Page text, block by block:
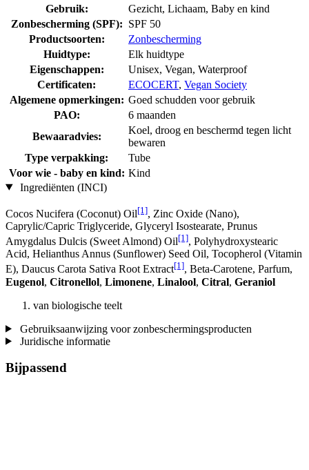
Gebruik:
Gezicht, Lichaam, Baby en kind
Zonbescherming (SPF): SPF 50
Productsoorten:
Zonbescherming
Huidtype:
Elk huidtype
Eigenschappen:
Unisex, Vegan, Waterproof
Certificaten:
ECOCERT, Vegan Society
Algemene opmerkingen: Goed schudden voor gebruik
PAO:
6 maanden
Bewaaradvies:
Koel, droog en beschermd tegen licht
bewaren
Type verpakking:
Tube
Voor wie - baby en kind: Kind
Ingrediënten (INCI)
Cocos Nucifera (Coconut) Oil[1], Zinc Oxide (Nano),
Caprylic/Capric Triglyceride, Glyceryl Isostearate, Prunus
Amygdalus Dulcis (Sweet Almond) Oil[1], Polyhydroxystearic
Acid, Helianthus Annus (Sunflower) Seed Oil, Tocopherol (Vitamin
E), Daucus Carota Sativa Root Extract[1], Beta-Carotene, Parfum,
Eugenol, Citronellol, Limonene, Linalool, Citral, Geraniol
van biologische teelt
Gebruiksaanwijzing voor zonbeschermingsproducten
Juridische informatie
Bijpassend